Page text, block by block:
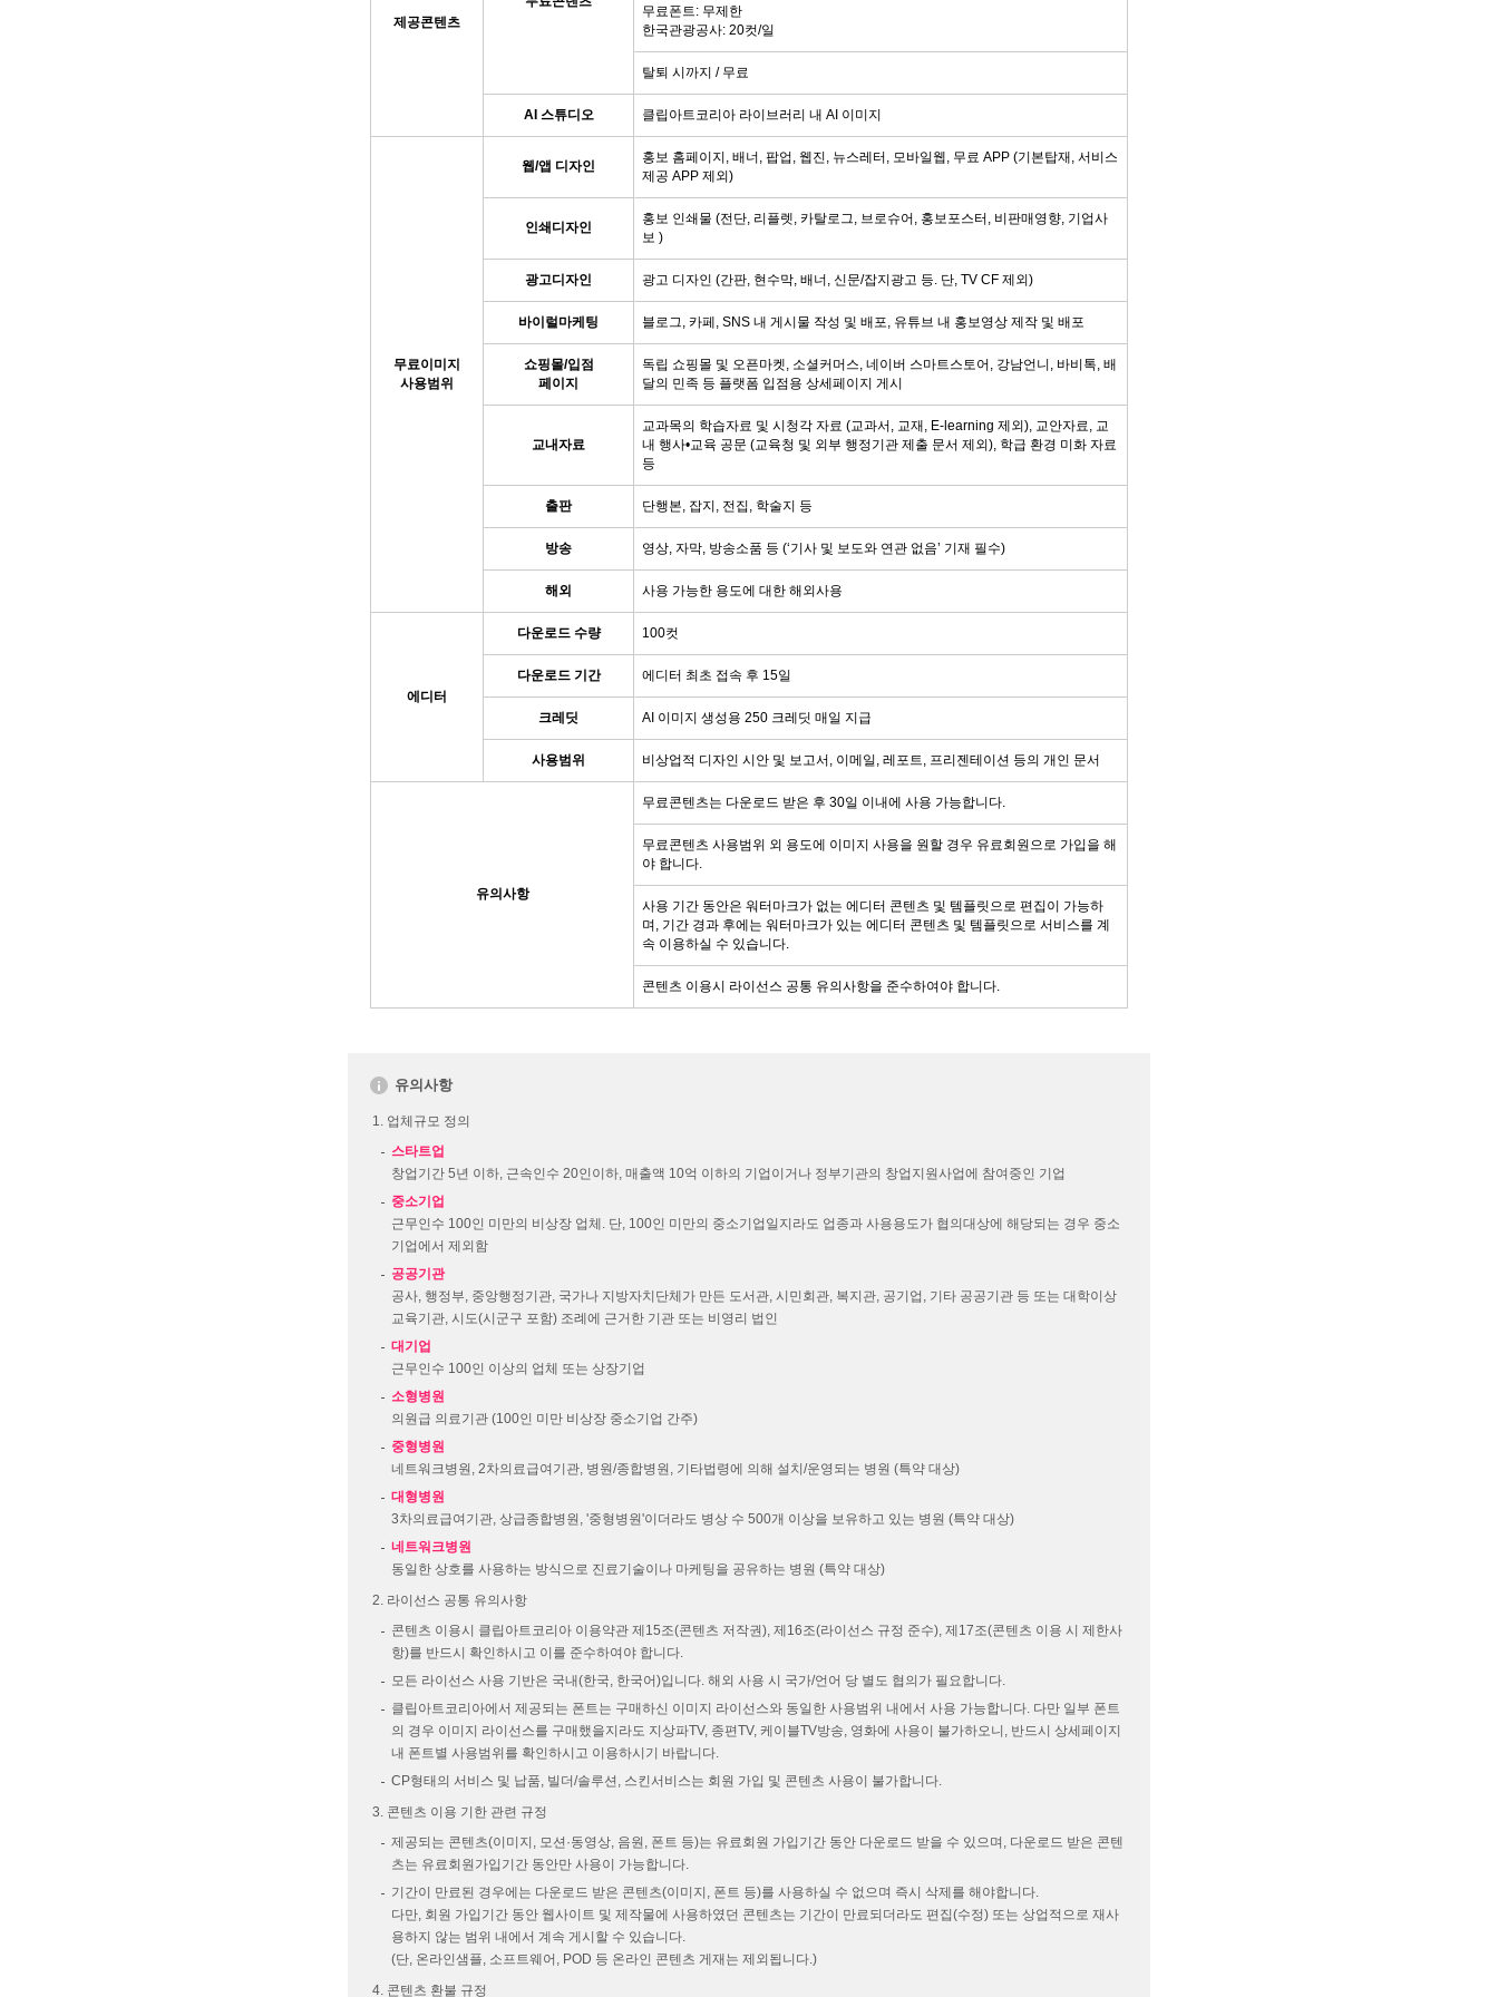
제공콘텐츠
무료폰트: 무제한
한국관광공사: 20컷/일
탈퇴 시까지 / 무료
AI 스튜디오 클립아트코리아 라이브러리 내 AI 이미지
무료이미지
사용범위
웹/앱 디자인
홍보 홈페이지, 배너, 팝업, 웹진, 뉴스레터, 모바일웹, 무료 APP (기본탑재, 서비스
제공 APP 제외)
인쇄디자인
홍보 인쇄물 (전단, 리플렛, 카탈로그, 브로슈어, 홍보포스터, 비판매영향, 기업사
보 )
광고디자인 광고 디자인 (간판, 현수막, 배너, 신문/잡지광고 등. 단, TV CF 제외)
바이럴마케팅 블로그, 카페, SNS 내 게시물 작성 및 배포, 유튜브 내 홍보영상 제작 및 배포
쇼핑몰/입점
페이지
독립 쇼핑몰 및 오픈마켓, 소셜커머스, 네이버 스마트스토어, 강남언니, 바비톡, 배
달의 민족 등 플랫폼 입점용 상세페이지 게시
교내자료
교과목의 학습자료 및 시청각 자료 (교과서, 교재, E-learning 제외), 교안자료, 교
내 행사•교육 공문 (교육청 및 외부 행정기관 제출 문서 제외), 학급 환경 미화 자료
등
출판 단행본, 잡지, 전집, 학술지 등
방송 영상, 자막, 방송소품 등 (‘기사 및 보도와 연관 없음’ 기재 필수)
해외 사용 가능한 용도에 대한 해외사용
에디터
다운로드 수량 100컷
다운로드 기간 에디터 최초 접속 후 15일
크레딧 AI 이미지 생성용 250 크레딧 매일 지급
사용범위 비상업적 디자인 시안 및 보고서, 이메일, 레포트, 프리젠테이션 등의 개인 문서
유의사항
무료콘텐츠는 다운로드 받은 후 30일 이내에 사용 가능합니다.
무료콘텐츠 사용범위 외 용도에 이미지 사용을 원할 경우 유료회원으로 가입을 해
야 합니다.
사용 기간 동안은 워터마크가 없는 에디터 콘텐츠 및 템플릿으로 편집이 가능하
며, 기간 경과 후에는 워터마크가 있는 에디터 콘텐츠 및 템플릿으로 서비스를 계
속 이용하실 수 있습니다.
콘텐츠 이용시 라이선스 공통 유의사항을 준수하여야 합니다.
유의사항
업체규모 정의
스타트업
창업기간 5년 이하, 근속인수 20인이하, 매출액 10억 이하의 기업이거나 정부기관의 창업지원사업에 참여중인 기업
중소기업
근무인수 100인 미만의 비상장 업체. 단, 100인 미만의 중소기업일지라도 업종과 사용용도가 협의대상에 해당되는 경우 중소
기업에서 제외함
공공기관
공사, 행정부, 중앙행정기관, 국가나 지방자치단체가 만든 도서관, 시민회관, 복지관, 공기업, 기타 공공기관 등 또는 대학이상
교육기관, 시도(시군구 포함) 조례에 근거한 기관 또는 비영리 법인
대기업
근무인수 100인 이상의 업체 또는 상장기업
소형병원
의원급 의료기관 (100인 미만 비상장 중소기업 간주)
중형병원
네트워크병원, 2차의료급여기관, 병원/종합병원, 기타법령에 의해 설치/운영되는 병원 (특약 대상)
대형병원
3차의료급여기관, 상급종합병원, '중형병원'이더라도 병상 수 500개 이상을 보유하고 있는 병원 (특약 대상)
네트워크병원
동일한 상호를 사용하는 방식으로 진료기술이나 마케팅을 공유하는 병원 (특약 대상)
라이선스 공통 유의사항
콘텐츠 이용시 클립아트코리아 이용약관 제15조(콘텐츠 저작권), 제16조(라이선스 규정 준수), 제17조(콘텐츠 이용 시 제한사
항)를 반드시 확인하시고 이를 준수하여야 합니다.
모든 라이선스 사용 기반은 국내(한국, 한국어)입니다. 해외 사용 시 국가/언어 당 별도 협의가 필요합니다.
클립아트코리아에서 제공되는 폰트는 구매하신 이미지 라이선스와 동일한 사용범위 내에서 사용 가능합니다. 다만 일부 폰트
의 경우 이미지 라이선스를 구매했을지라도 지상파TV, 종편TV, 케이블TV방송, 영화에 사용이 불가하오니, 반드시 상세페이지
내 폰트별 사용범위를 확인하시고 이용하시기 바랍니다.
CP형태의 서비스 및 납품, 빌더/솔루션, 스킨서비스는 회원 가입 및 콘텐츠 사용이 불가합니다.
콘텐츠 이용 기한 관련 규정
제공되는 콘텐츠(이미지, 모션·동영상, 음원, 폰트 등)는 유료회원 가입기간 동안 다운로드 받을 수 있으며, 다운로드 받은 콘텐
츠는 유료회원가입기간 동안만 사용이 가능합니다.
기간이 만료된 경우에는 다운로드 받은 콘텐츠(이미지, 폰트 등)를 사용하실 수 없으며 즉시 삭제를 해야합니다.
다만, 회원 가입기간 동안 웹사이트 및 제작물에 사용하였던 콘텐츠는 기간이 만료되더라도 편집(수정) 또는 상업적으로 재사
용하지 않는 범위 내에서 계속 게시할 수 있습니다.
(단, 온라인샘플, 소프트웨어, POD 등 온라인 콘텐츠 게재는 제외됩니다.)
콘텐츠 환불 규정